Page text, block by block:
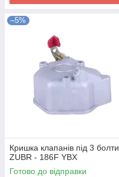
–5%
Кришка клапанів під 3 болти
ZUBR - 186F YBX
Готово до відправки